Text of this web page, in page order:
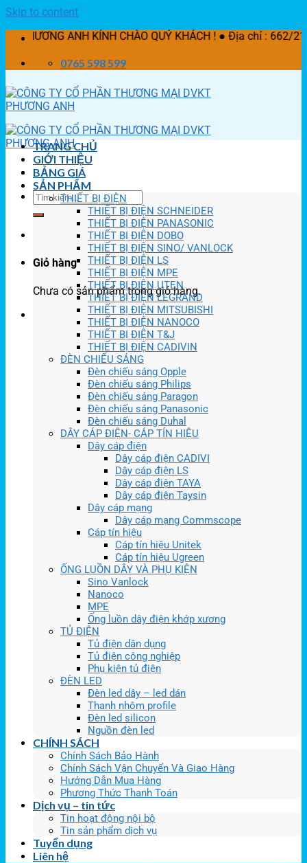
Skip to content
ANH KÍNH CHÀO QUÝ KHÁCH ! ● Địa chỉ : 662/21
0765 598 599
Giỏ hàng
Chưa có sản phẩm trong giỏ hàng.
TRANG CHỦ
GIỚI THIỆU
BẢNG GIÁ
SẢN PHẨM
THIẾT BỊ ĐIỆN
THIẾT BỊ ĐIỆN SCHNEIDER
THIẾT BỊ ĐIỆN PANASONIC
THIẾT BỊ ĐIỆN DOBO
THIẾT BỊ ĐIỆN SINO/ VANLOCK
THIẾT BỊ ĐIỆN LS
THIẾT BỊ ĐIỆN MPE
THIẾT BỊ ĐIỆN UTEN
THIẾT BỊ ĐIỆN LEGRAND
THIẾT BỊ ĐIỆN MITSUBISHI
THIẾT BỊ ĐIỆN NANOCO
THIẾT BỊ ĐIỆN T&J
THIẾT BỊ ĐIỆN CADIVIN
ĐÈN CHIẾU SÁNG
Đèn chiếu sáng Opple
Đèn chiếu sáng Philips
Đèn chiếu sáng Paragon
Đèn chiếu sáng Panasonic
Đèn chiếu sáng Duhal
DÂY CÁP ĐIỆN- CÁP TÍN HIỆU
Dây cáp điện
Dây cáp điện CADIVI
Dây cáp điện LS
Dây cáp điện TAYA
Dây cáp điện Taysin
Dây cáp mạng
Dây cáp mạng Commscope
Cáp tín hiệu
Cáp tín hiệu Unitek
Cáp tín hiệu Ugreen
ỐNG LUỒN DÂY VÀ PHỤ KIỆN
Sino Vanlock
Nanoco
MPE
Ống luồn dây điện khớp xương
TỦ ĐIỆN
Tủ điện dân dụng
Tủ điện công nghiệp
Phụ kiện tủ điện
ĐÈN LED
Đèn led dây – led dán
Thanh nhôm profile
Đèn led silicon
Nguồn đèn led
CHÍNH SÁCH
Chính Sách Bảo Hành
Chính Sách Vận Chuyển Và Giao Hàng
Hướng Dẫn Mua Hàng
Phương Thức Thanh Toán
Dịch vụ – tin tức
Tin hoạt động nội bộ
Tin sản phẩm dịch vụ
Tuyển dụng
Liên hệ